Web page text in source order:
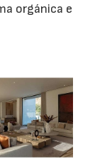
orgánica e